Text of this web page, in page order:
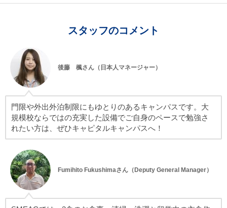
スタッフのコメント
後藤 楓さん（日本人マネージャー）
門限や外出外泊制限にもゆとりのあるキャンパスです。大
規模校ならではの充実した設備でご自身のペースで勉強さ
れたい方は、ぜひキャピタルキャンパスへ！
Fumihito Fukushimaさん（Deputy General Manager）